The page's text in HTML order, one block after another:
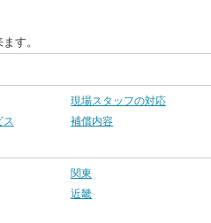
す。
現場スタッフの対応
ス
補償内容
関東
近畿